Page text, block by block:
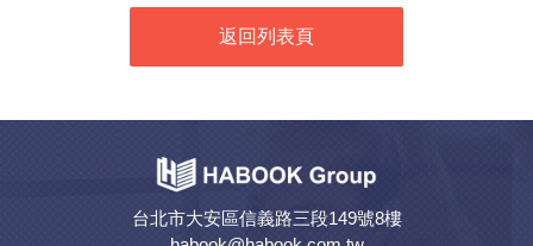
返回列表頁
台北市大安區信義路三段149號8樓